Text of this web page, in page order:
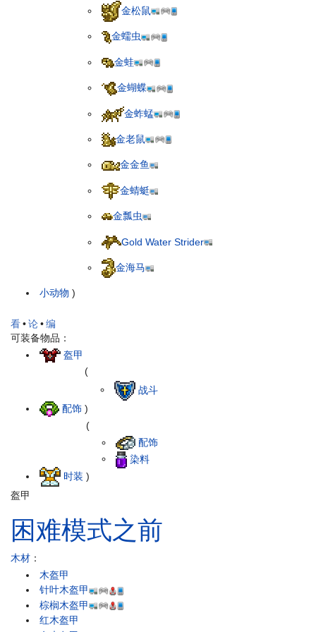
小动物
金松鼠
金蠕虫
金蛙
金蝴蝶
金蚱蜢
金老鼠
金金鱼
金蜻蜓
金瓢虫
Gold Water Strider
金海马
)
看•论•编
可装备物品：
盔甲
配饰
(
战斗
)
时装
(
配饰
染料
)
盔甲
困难模式之前
木材 ：
木盔甲
针叶木盔甲
棕榈木盔甲
红木盔甲